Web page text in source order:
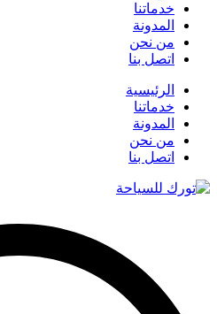
خدماتنا
المدونة
من نحن
اتصل بنا
الرئيسية
خدماتنا
المدونة
من نحن
اتصل بنا